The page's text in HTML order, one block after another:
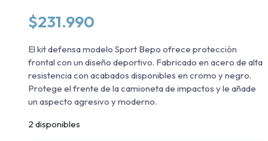
$231.990
El kit defensa modelo Sport Bepo ofrece protección
frontal con un diseño deportivo. Fabricado en acero de alta
resistencia con acabados disponibles en cromo y negro.
Protege el frente de la camioneta de impactos y le añade
un aspecto agresivo y moderno.
2 disponibles